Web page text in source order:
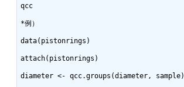
qcc
*例）
data(pistonrings)
attach(pistonrings)
diameter <- qcc.groups(diameter, sample)